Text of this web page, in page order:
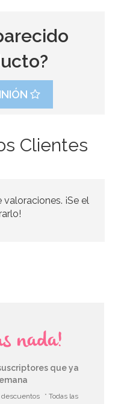
Clientes
¡Se el
nada!
que ya
descuentos
* Todas las